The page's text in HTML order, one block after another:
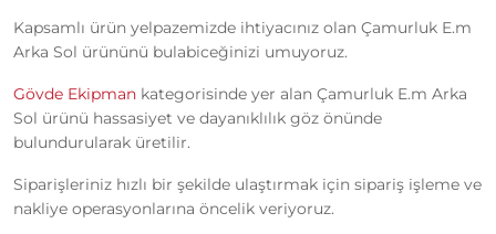
Kapsamlı ürün yelpazemizde ihtiyacınız olan Çamurluk E.m
Arka Sol ürününü bulabiceğinizi umuyoruz.
Gövde Ekipman kategorisinde yer alan Çamurluk E.m Arka
Sol ürünü hassasiyet ve dayanıklılık göz önünde
bulundurularak üretilir.
Siparişleriniz hızlı bir şekilde ulaştırmak için sipariş işleme ve
nakliye operasyonlarına öncelik veriyoruz.